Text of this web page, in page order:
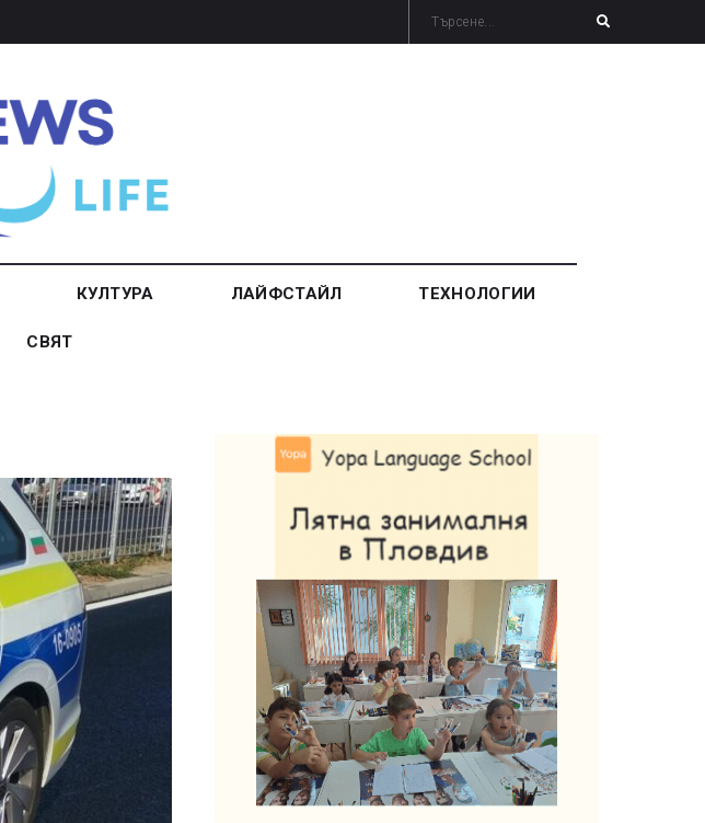
КУЛТУРА ЛАЙФСТАЙЛ ТЕХНОЛОГИИ
СВЯТ